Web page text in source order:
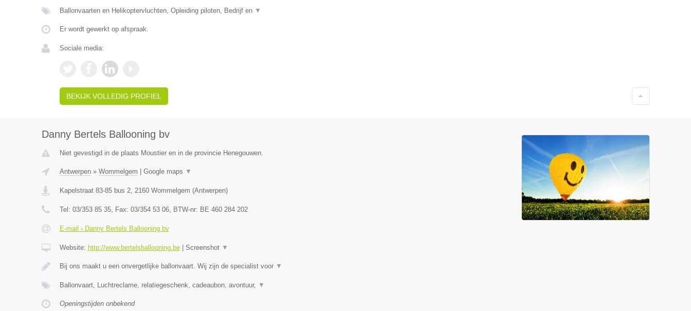
Ballonvaarten en Helikoptervluchten, Opleiding piloten, Bedrijf en ▼
Er wordt gewerkt op afspraak.
Sociale media:
BEKIJK VOLLEDIG PROFIEL
Danny Bertels Ballooning bv
Niet gevestigd in de plaats Moustier en in de provincie Henegouwen.
Antwerpen» Wommelgem Google maps ▼
Kapelstraat 83-85 bus 2, 2160 Wommelgem (Antwerpen)
Tel: 03/353 85 35, Fax: 03/354 53 06, BTW-nr: BE 460 284 202
E-mail › Danny Bertels Ballooning bv
Website: http://www.bertelsballooning.be| Screenshot ▼
Bij ons maakt u een onvergetlijke ballonvaart. Wij zijn de specialist voor ▼
Ballonvaart, Luchtreclame, relatiegeschenk, cadeaubon, avontuur, ▼
Openingstijden onbekend